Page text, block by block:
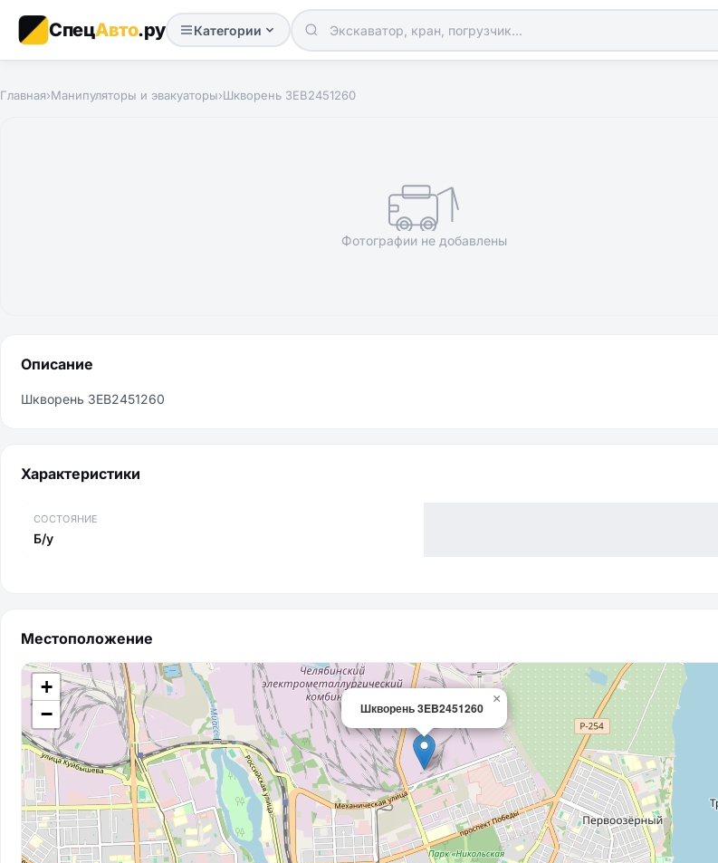
СпецАвто.ру Категории
Главная›Манипуляторы и эвакуаторы›Шкворень 3EB2451260
Фотографии не добавлены
Описание
Шкворень 3EB2451260
Характеристики
СОСТОЯНИЕ
Б/у
Местоположение
Шкворень 3EB2451260
×
+
−